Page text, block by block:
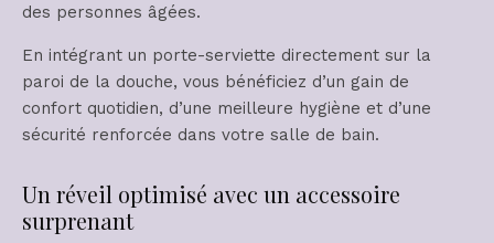
des personnes âgées.
En intégrant un porte-serviette directement sur la
paroi de la douche, vous bénéficiez d’un gain de
confort quotidien, d’une meilleure hygiène et d’une
sécurité renforcée dans votre salle de bain.
Un réveil optimisé avec un accessoire
surprenant